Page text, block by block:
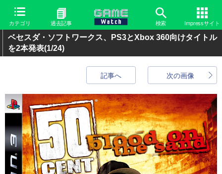
カテゴリ 過去記事 検索 Impressサイト
ベセスダ・ソフトワークス、PS3とXbox 360向けタイトル
を2本発表(1/24)
次の画像
記事へ